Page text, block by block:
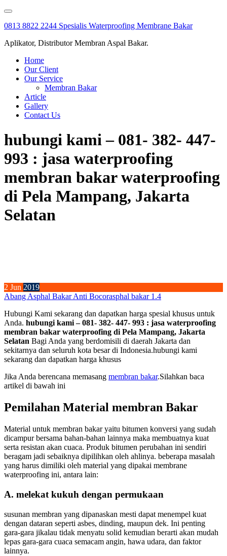
Skip
content
0813 8822 2244 Spesialis Waterproofing Membrane Bakar
Aplikator, Distributor Membran Aspal Bakar.
Home
Our Client
Our Service
Membran Bakar
Article
Gallery
Contact Us
hubungi kami – 081- 382- 447-
993 : jasa waterproofing
membran bakar waterproofing
di Pela Mampang, Jakarta
Selatan
2 Jun 2019
Abang Asphal Bakar Anti Bocorasphal bakar 1.4
Hubungi Kami sekarang dan dapatkan harga spesial khusus untuk
Anda. hubungi kami – 081- 382- 447- 993 : jasa waterproofing
membran bakar waterproofing di Pela Mampang, Jakarta
Selatan Bagi Anda yang berdomisili di daerah Jakarta dan
sekitarnya dan seluruh kota besar di Indonesia.hubungi kami
sekarang dan dapatkan harga khusus
Jika Anda berencana memasang membran bakar.Silahkan baca
artikel di bawah ini
Pemilahan Material membran Bakar
Material untuk membran bakar yaitu bitumen konversi yang sudah
dicampur bersama bahan-bahan lainnya maka membuatnya kuat
serta resistan akan cuaca. Produk bitumen perubahan ini sendiri
beragam jadi sebaiknya dipilihkan oleh ahlinya. beberapa masalah
yang harus dimiliki oleh material yang dipakai membrane
waterproofing ini, antara lain:
A. melekat kukuh dengan permukaan
susunan membran yang dipanaskan mesti dapat menempel kuat
dengan dataran seperti asbes, dinding, maupun dek. Ini penting
gara-gara jikalau tidak menyatu solid kemudian berarti akan mudah
lepas gara-gara cuaca semacam angin, hawa udara, dan faktor
lainnya.